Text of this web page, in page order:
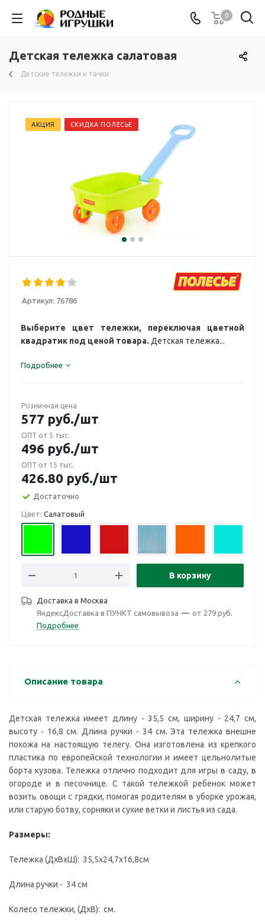
0
Детская тележка салатовая
Детские тележки и тачки
АКЦИЯ СКИДКА ПОЛЕСЬЕ
Артикул: 76786
Выберите цвет тележки, переключая цветной
квадратик под ценой товара. Детская тележка...
Подробнее
Розничная цена
577 руб./шт
ОПТ от 5 тыс.
496 руб./шт
ОПТ от 15 тыс.
426.80 руб./шт
Достаточно
Цвет: Салатовый
В корзину
Доставка в Москва
ЯндексДоставка в ПУНКТ самовывоза — от 279 руб.
Подробнее
Описание товара
Детская тележка имеет длину - 35,5 см, ширину - 24,7 см,
высоту - 16,8 см. Длина ручки - 34 см. Эта тележка внешне
похожа на настоящую телегу. Она изготовлена из крепкого
пластика по европейской технологии и имеет цельнолитые
борта кузова. Тележка отлично подходит для игры в саду, в
огороде и в песочнице. С такой тележкой ребенок может
возить овощи с грядки, помогая родителям в уборке урожая,
или старую ботву, сорняки и сухие ветки и листья из сада.
Размеры:
Тележка (ДxВxШ): 35,5х24,7х16,8см
Длина ручки - 34 см
Колесо тележки, (ДxВ): см.